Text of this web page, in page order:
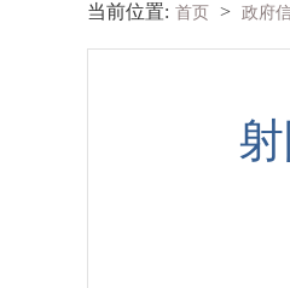
当前位置: 首页 > 政府